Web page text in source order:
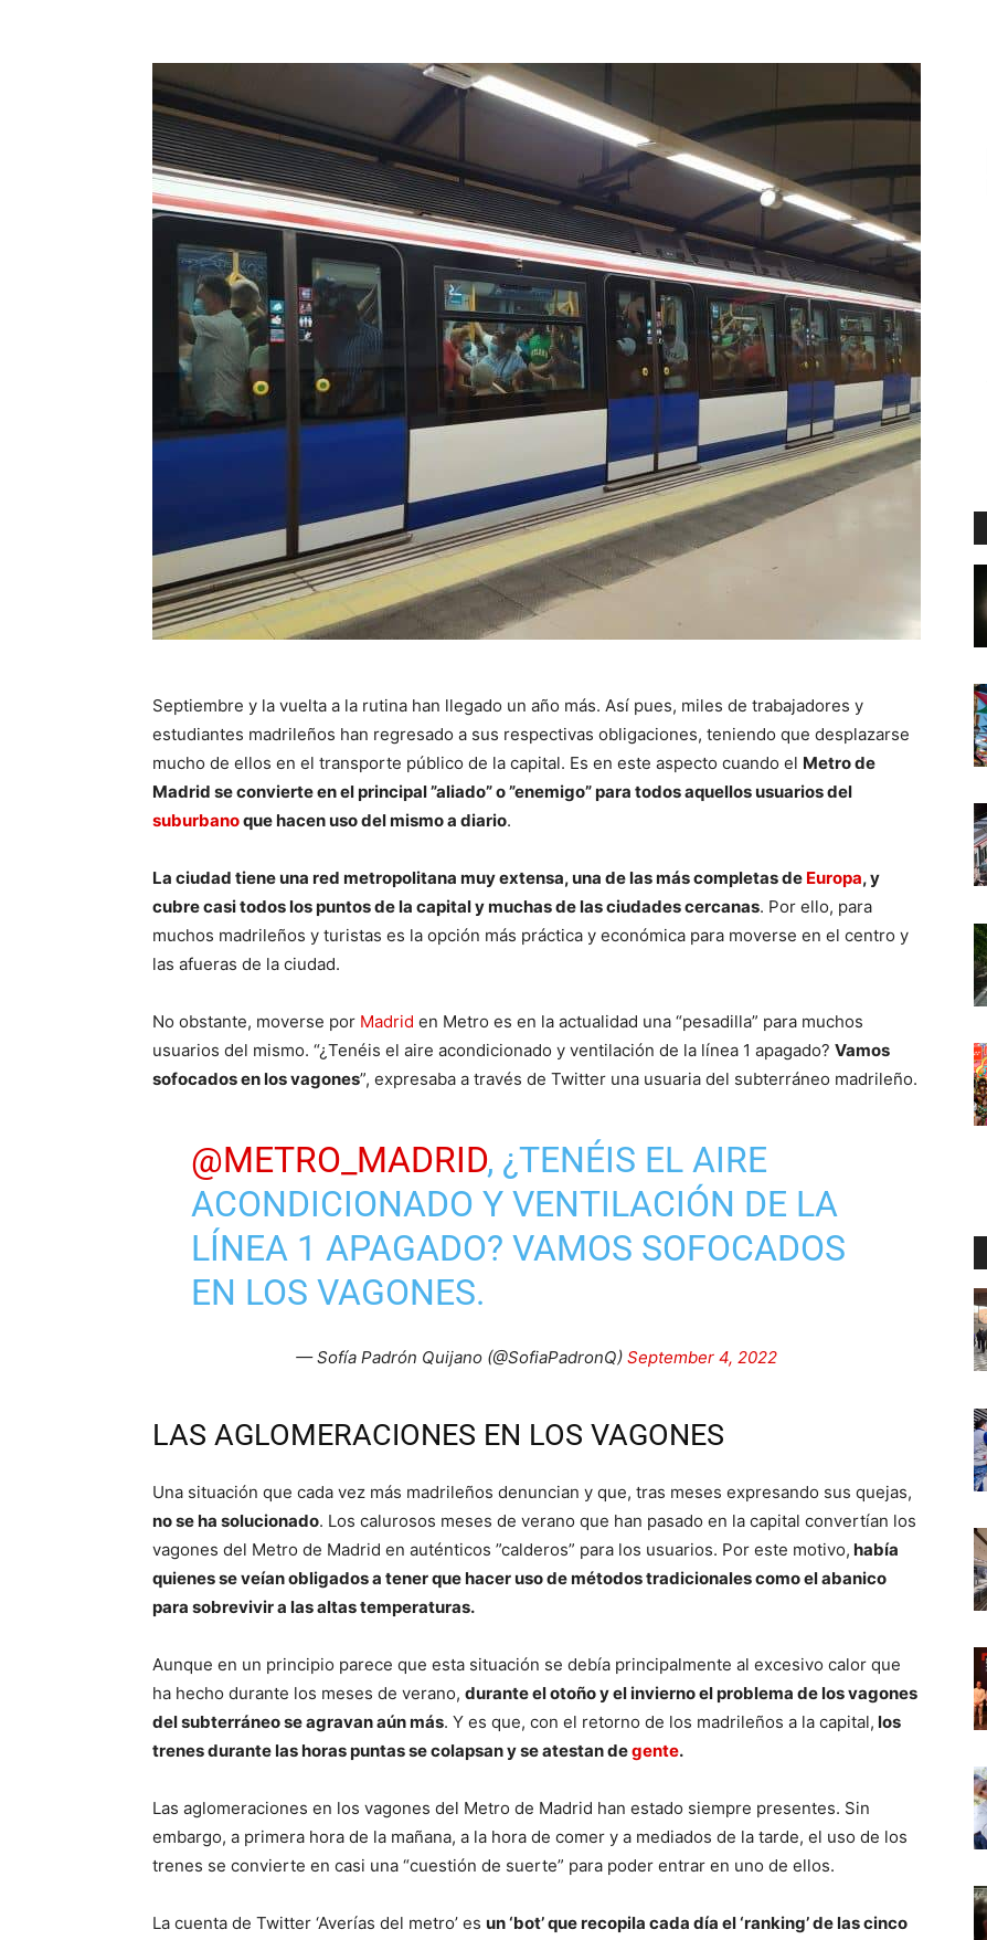
Septiembre y la vuelta a la rutina han llegado un año más. Así pues, miles de trabajadores y
estudiantes madrileños han regresado a sus respectivas obligaciones, teniendo que desplazarse
mucho de ellos en el transporte público de la capital. Es en este aspecto cuando el Metro de
Madrid se convierte en el principal ”aliado” o ”enemigo” para todos aquellos usuarios del
suburbanoque hacen uso del mismo a diario.
La ciudad tiene una red metropolitana muy extensa, una de las más completas de Europa, y
cubre casi todos los puntos de la capital y muchas de las ciudades cercanas. Por ello, para
muchos madrileños y turistas es la opción más práctica y económica para moverse en el centro y
las afueras de la ciudad.
No obstante, moverse por Madrid en Metro es en la actualidad una “pesadilla” para muchos
usuarios del mismo. “¿Tenéis el aire acondicionado y ventilación de la línea 1 apagado? Vamos
sofocados en los vagones”, expresaba a través de Twitter una usuaria del subterráneo madrileño.
@METRO_MADRID, ¿TENÉIS EL AIRE
ACONDICIONADO Y VENTILACIÓN DE LA
LÍNEA 1 APAGADO? VAMOS SOFOCADOS
EN LOS VAGONES.
— Sofía Padrón Quijano (@SofiaPadronQ) September 4, 2022
LAS AGLOMERACIONES EN LOS VAGONES
Una situación que cada vez más madrileños denuncian y que, tras meses expresando sus quejas,
no se ha solucionado. Los calurosos meses de verano que han pasado en la capital convertían los
vagones del Metro de Madrid en auténticos ”calderos” para los usuarios. Por este motivo, había
quienes se veían obligados a tener que hacer uso de métodos tradicionales como el abanico
para sobrevivir a las altas temperaturas.
Aunque en un principio parece que esta situación se debía principalmente al excesivo calor que
ha hecho durante los meses de verano, durante el otoño y el invierno el problema de los vagones
del subterráneo se agravan aún más. Y es que, con el retorno de los madrileños a la capital, los
trenes durante las horas puntas se colapsan y se atestan degente.
Las aglomeraciones en los vagones del Metro de Madrid han estado siempre presentes. Sin
embargo, a primera hora de la mañana, a la hora de comer y a mediados de la tarde, el uso de los
trenes se convierte en casi una “cuestión de suerte” para poder entrar en uno de ellos.
La cuenta de Twitter ‘Averías del metro’ es un ‘bot’ que recopila cada día el ‘ranking’ de las cinco